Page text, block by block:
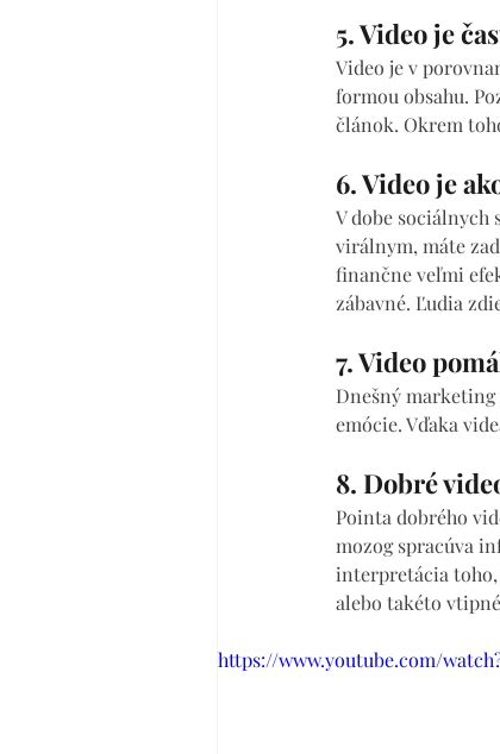
5. Video je
Video je v
formou obsahu.
článok. Okrem
6. Video je
V dobe sociálnych
virálnym, máte
finančne veľmi
zábavné. Ľudia
7. Video
Dnešný marketing
emócie. Vďaka
8. Dobré
Pointa dobrého
mozog spracúva
interpretácia
alebo takéto
https://www.youtube.com/